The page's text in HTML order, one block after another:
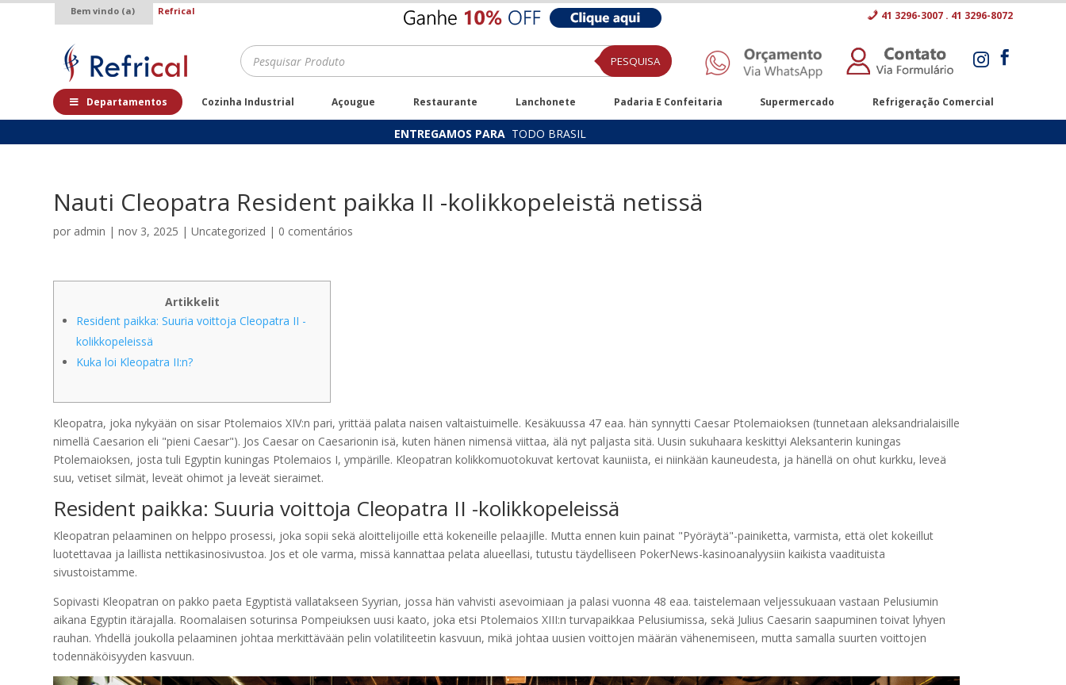
Bem vindo (a) Refrical 41 3296-3007 . 41 3296-8072
.
Pesquisar
produtos PESQUISA  
Departamentos Cozinha Industrial Açougue Restaurante Lanchonete Padaria E Confeitaria Supermercado Refrigeração Comercial
ENTREGAMOS PARA TODO BRASIL
Nauti Cleopatra Resident paikka II -kolikkopeleistä netissä
por admin |nov 3, 2025 |Uncategorized | 0 comentários
Artikkelit
Resident paikka: Suuria voittoja Cleopatra II -
kolikkopeleissä
Kuka loi Kleopatra II:n?
Kleopatra, joka nykyään on sisar Ptolemaios XIV:n pari, yrittää palata naisen valtaistuimelle. Kesäkuussa 47 eaa. hän synnytti Caesar Ptolemaioksen (tunnetaan aleksandrialaisille
nimellä Caesarion eli "pieni Caesar"). Jos Caesar on Caesarionin isä, kuten hänen nimensä viittaa, älä nyt paljasta sitä. Uusin sukuhaara keskittyi Aleksanterin kuningas
Ptolemaioksen, josta tuli Egyptin kuningas Ptolemaios I, ympärille. Kleopatran kolikkomuotokuvat kertovat kauniista, ei niinkään kauneudesta, ja hänellä on ohut kurkku, leveä
suu, vetiset silmät, leveät ohimot ja leveät sieraimet.
Resident paikka: Suuria voittoja Cleopatra II -kolikkopeleissä
Kleopatran pelaaminen on helppo prosessi, joka sopii sekä aloittelijoille että kokeneille pelaajille. Mutta ennen kuin painat "Pyöräytä"-painiketta, varmista, että olet kokeillut
luotettavaa ja laillista nettikasinosivustoa. Jos et ole varma, missä kannattaa pelata alueellasi, tutustu täydelliseen PokerNews-kasinoanalyysiin kaikista vaadituista
sivustoistamme.
Sopivasti Kleopatran on pakko paeta Egyptistä vallatakseen Syyrian, jossa hän vahvisti asevoimiaan ja palasi vuonna 48 eaa. taistelemaan veljessukuaan vastaan ​​Pelusiumin
aikana Egyptin itärajalla. Roomalaisen soturinsa Pompeiuksen uusi kaato, joka etsi Ptolemaios XIII:n turvapaikkaa Pelusiumissa, sekä Julius Caesarin saapuminen toivat lyhyen
rauhan. Yhdellä joukolla pelaaminen johtaa merkittävään pelin volatiliteetin kasvuun, mikä johtaa uusien voittojen määrän vähenemiseen, mutta samalla suurten voittojen
todennäköisyyden kasvuun.